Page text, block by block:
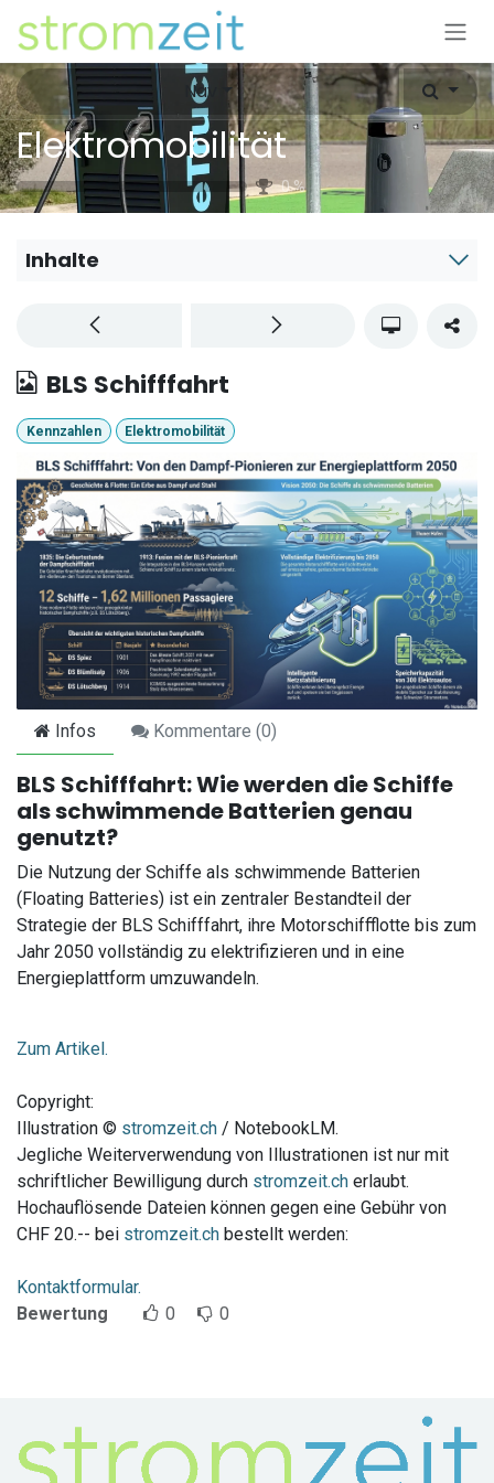
Zum Inhalt springen
Nav
Elektromobilität
0%
Inhalte
BLS Schifffahrt
Kennzahlen Elektromobilität
Infos Kommentare (0)
BLS Schifffahrt: Wie werden die Schiffe
als schwimmende Batterien genau
genutzt?
Die Nutzung der Schiffe als schwimmende Batterien
(Floating Batteries) ist ein zentraler Bestandteil der
Strategie der BLS Schifffahrt, ihre Motorschiffflotte bis zum
Jahr 2050 vollständig zu elektrifizieren und in eine
Energieplattform umzuwandeln.
Zum Artikel.
Copyright:
Illustration © stromzeit.ch / NotebookLM.
Jegliche Weiterverwendung von Illustrationen ist nur mit
schriftlicher Bewilligung durch stromzeit.ch erlaubt.
Hochauflösende Dateien können gegen eine Gebühr von
CHF 20.-- bei stromzeit.ch bestellt werden:
Kontaktformular.
Bewertung
0 0